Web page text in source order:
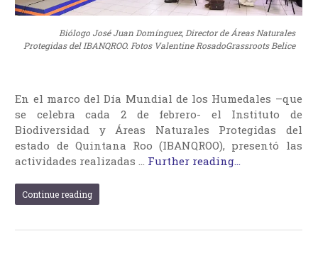
Biólogo José Juan Domínguez, Director de Áreas Naturales
Protegidas del IBANQROO. Fotos Valentine RosadoGrassroots Belice
En el marco del Día Mundial de los Humedales –que
se celebra cada 2 de febrero- el Instituto de
Biodiversidad y Áreas Naturales Protegidas del
estado de Quintana Roo (IBANQROO), presentó las
actividades realizadas … Further reading...
Continue reading